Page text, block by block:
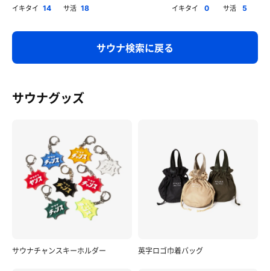
イキタイ 14 サ活 18 イキタイ 0 サ活 5
サウナ検索に戻る
サウナグッズ
サウナチャンスキーホルダー 英字ロゴ巾着バッグ